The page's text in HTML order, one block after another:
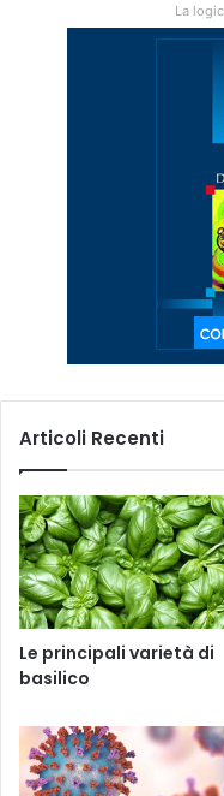
La
Articoli Recenti
Le principali varietà di
basilico